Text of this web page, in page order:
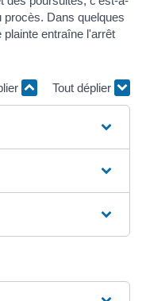
procès. Dans quelques
entraîne l'arrêt
Tout déplier